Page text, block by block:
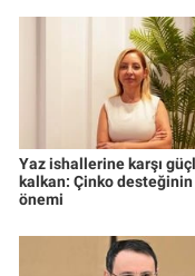
Yaz ishallerine karşı
kalkan: Çinko desteğinin
önemi
Spor
Teknoloji
Türkiye'nin
Türkiye'nin
Yerel Gündem